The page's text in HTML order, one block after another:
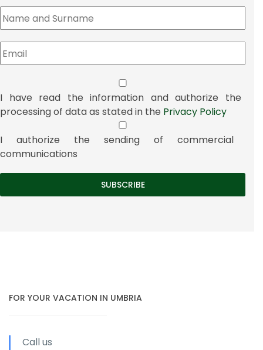
I have read the information and authorize the
processing of data as stated in the Privacy Policy
I authorize the sending of commercial
communications
FOR YOUR VACATION IN UMBRIA
Call us